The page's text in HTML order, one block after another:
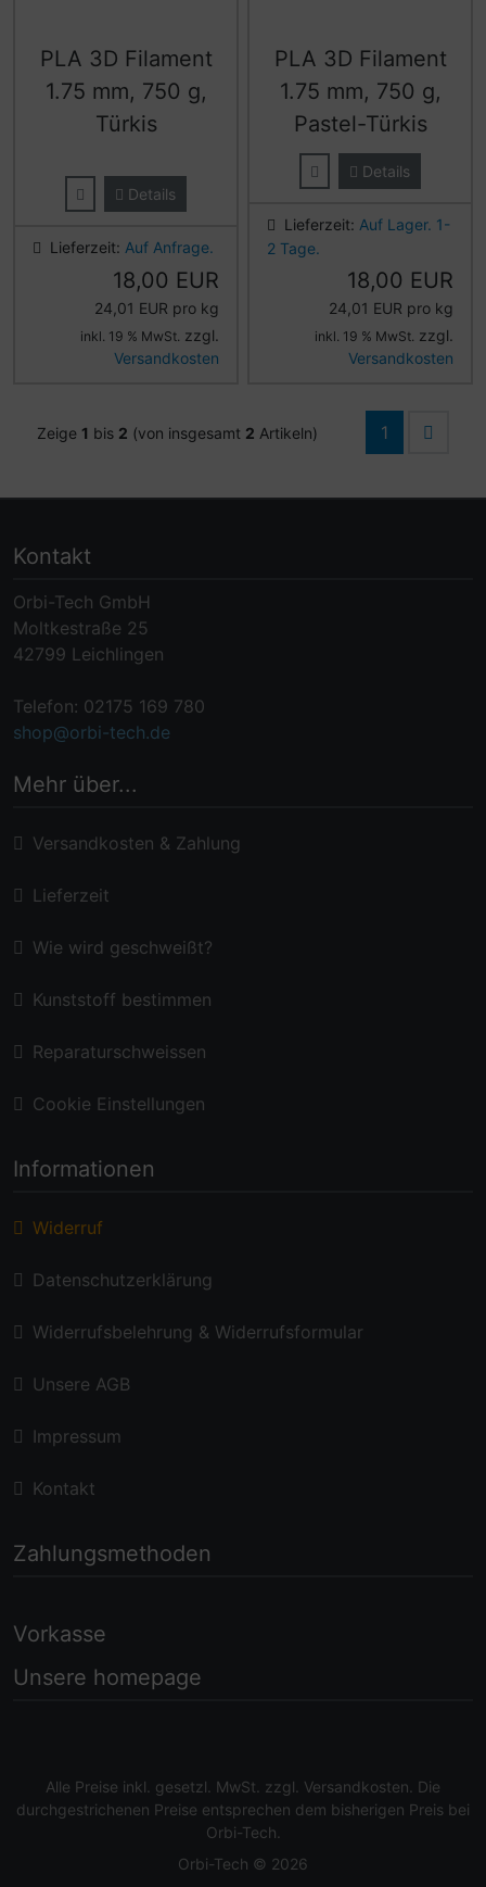
PLA 3D Filament
1.75 mm, 750 g,
Türkis
Details
Lieferzeit: Auf Anfrage.
18,00 EUR
24,01 EUR pro kg
inkl. 19 % MwSt. zzgl.
Versandkosten
PLA 3D Filament
1.75 mm, 750 g,
Pastel-Türkis
Details
Lieferzeit: Auf Lager. 1-
2 Tage.
18,00 EUR
24,01 EUR pro kg
inkl. 19 % MwSt. zzgl.
Versandkosten
Zeige 1 bis 2 (von insgesamt 2 Artikeln) 1
Kontakt
Orbi-Tech GmbH
Moltkestraße 25
42799 Leichlingen
Telefon: 02175 169 780
shop@orbi-tech.de
Mehr über...
Versandkosten & Zahlung
Lieferzeit
Wie wird geschweißt?
Kunststoff bestimmen
Reparaturschweissen
Cookie Einstellungen
Informationen
Widerruf
Datenschutzerklärung
Widerrufsbelehrung & Widerrufsformular
Unsere AGB
Impressum
Kontakt
Zahlungsmethoden
Vorkasse
Unsere homepage
Alle Preise inkl. gesetzl. MwSt. zzgl. Versandkosten . Die
durchgestrichenen Preise entsprechen dem bisherigen Preis bei
Orbi-Tech.
Orbi-Tech © 2026